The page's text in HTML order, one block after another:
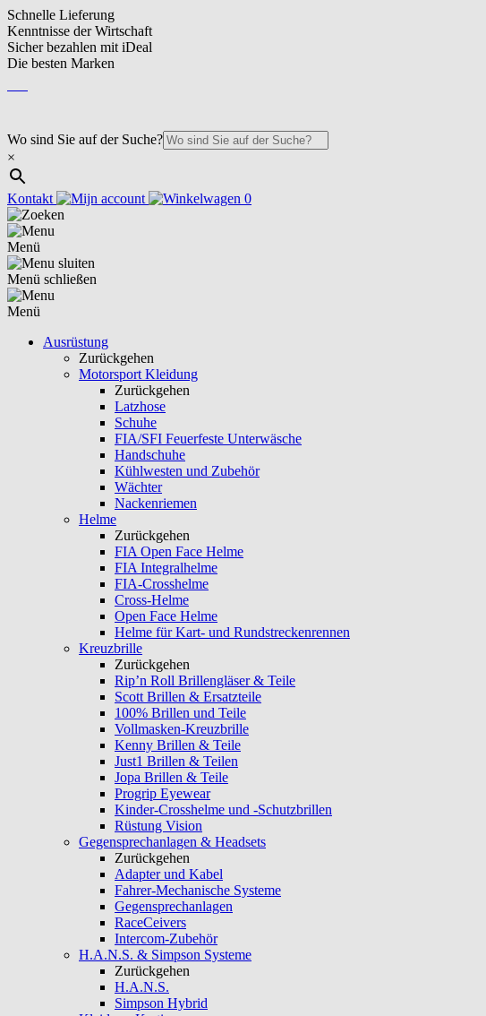
Schnelle Lieferung
Kenntnisse der Wirtschaft
Sicher bezahlen mit iDeal
Die besten Marken
Wo sind Sie auf der Suche?
×
Kontakt 0
Menü
Menü schließen
Menü
Ausrüstung
Zurückgehen
Motorsport Kleidung
Zurückgehen
Latzhose
Schuhe
FIA/SFI Feuerfeste Unterwäsche
Handschuhe
Kühlwesten und Zubehör
Wächter
Nackenriemen
Helme
Zurückgehen
FIA Open Face Helme
FIA Integralhelme
FIA-Crosshelme
Cross-Helme
Open Face Helme
Helme für Kart- und Rundstreckenrennen
Kreuzbrille
Zurückgehen
Rip’n Roll Brillengläser & Teile
Scott Brillen & Ersatzteile
100% Brillen und Teile
Vollmasken-Kreuzbrille
Kenny Brillen & Teile
Just1 Brillen & Teilen
Jopa Brillen & Teile
Progrip Eyewear
Kinder-Crosshelme und -Schutzbrillen
Rüstung Vision
Gegensprechanlagen & Headsets
Zurückgehen
Adapter und Kabel
Fahrer-Mechanische Systeme
Gegensprechanlagen
RaceCeivers
Intercom-Zubehör
H.A.N.S. & Simpson Systeme
Zurückgehen
H.A.N.S.
Simpson Hybrid